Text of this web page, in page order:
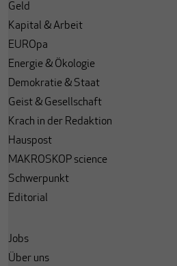
Geld
Kapital & Arbeit
EUROpa
Energie & Ökologie
Demokratie & Staat
Geist & Gesellschaft
Krach in der Redaktion
Hauspost
MAKROSKOP science
Schwerpunkt
Editorial
Jobs
Über uns